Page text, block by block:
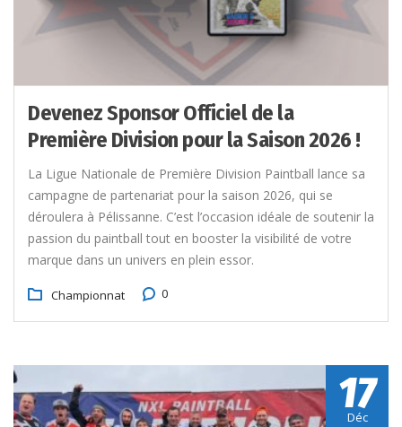
Devenez Sponsor Officiel de la
Première Division pour la Saison 2026 !
La Ligue Nationale de Première Division Paintball lance sa
campagne de partenariat pour la saison 2026, qui se
déroulera à Pélissanne. C’est l’occasion idéale de soutenir la
passion du paintball tout en booster la visibilité de votre
marque dans un univers en plein essor.
Championnat 0
17
Déc